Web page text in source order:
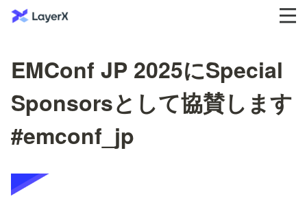
EMConf JP 2025にSpecial
Sponsorsとして協賛します
#emconf_jp